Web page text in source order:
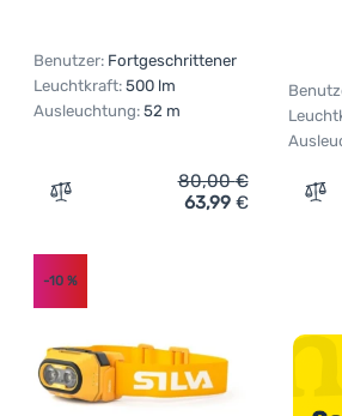
Benutzer: Fortgeschrittener
Leuchtkraft: 500 lm
Ausleuchtung: 52 m
Zum Vergleich 'Stirnlampe
80,00€
63,99 €
-10 %